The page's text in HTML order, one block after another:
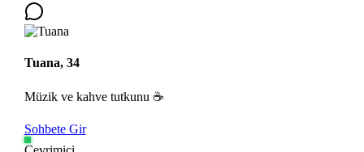
Tuana, 34
Müzik ve kahve tutkunu ☕
Sohbete Gir